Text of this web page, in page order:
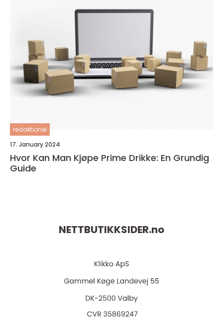
redaktionel
17. January 2024
Hvor Kan Man Kjøpe Prime Drikke: En Grundig
Guide
NETTBUTIKKSIDER.no